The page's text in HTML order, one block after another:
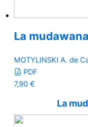
La
MOTYLINSKI A. de
PDF
7,90 €
La